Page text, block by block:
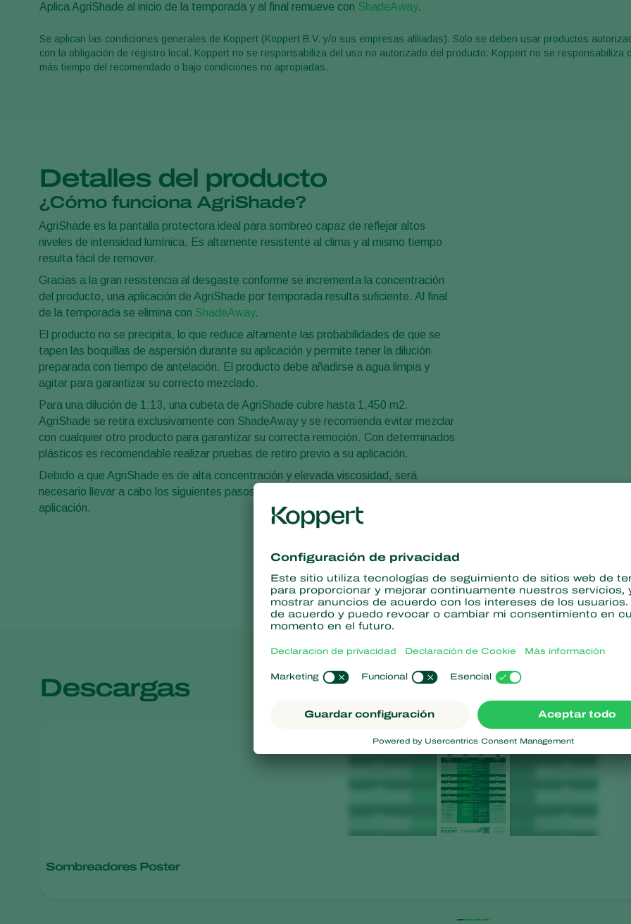
Aplica AgriShade al inicio de la temporada y al final remueve con ShadeAway.
Se aplican las condiciones generales de Koppert (Koppert B.V. y/o sus empresas afiliadas). Solo se deben usar productos
con la obligación de registro local. Koppert no se responsabiliza del uso no autorizado del producto. Koppert no se
más tiempo del recomendado o bajo condiciones no apropiadas.
Detalles del producto
¿Cómo funciona AgriShade?
AgriShade es la pantalla protectora ideal para sombreo capaz de reflejar altos
niveles de intensidad lumínica. Es altamente resistente al clima y al mismo tiempo
resulta fácil de remover.
Gracias a la gran resistencia al desgaste conforme se incrementa la concentración
del producto, una aplicación de AgriShade por temporada resulta suficiente. Al final
de la temporada se elimina con ShadeAway.
El producto no se precipita, lo que reduce altamente las probabilidades de que se
tapen las boquillas de aspersión durante su aplicación y permite tener la dilución
preparada con tiempo de antelación. El producto debe añadirse a agua limpia y
agitar para garantizar su correcto mezclado.
Para una dilución de 1:13, una cubeta de AgriShade cubre hasta 1,450 m2.
AgriShade se retira exclusivamente con ShadeAway y se recomienda evitar mezclar
con cualquier otro producto para garantizar su correcta remoción. Con determinados
plásticos es recomendable realizar pruebas de retiro previo a su aplicación.
Debido a que AgriShade es de alta concentración y elevada viscosidad, será
necesario llevar a cabo los siguientes pasos para su correcta preparación y
aplicación.
Descargas
Sombreadores Poster